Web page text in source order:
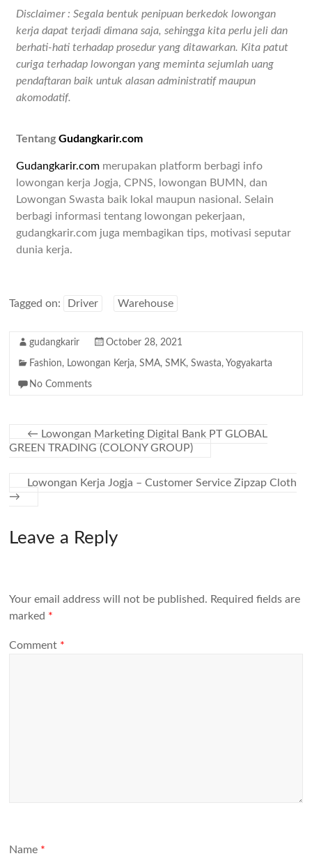
Disclaimer : Segala bentuk penipuan berkedok lowongan
kerja dapat terjadi dimana saja, sehingga kita perlu jeli dan
berhati-hati terhadap prosedur yang ditawarkan. Kita patut
curiga terhadap lowongan yang meminta sejumlah uang
pendaftaran baik untuk alasan administratif maupun
akomodatif.
TentangGudangkarir.com
Gudangkarir.com merupakan platform berbagi info
lowongan kerja Jogja, CPNS, lowongan BUMN, dan
Lowongan Swasta baik lokal maupun nasional. Selain
berbagi informasi tentang lowongan pekerjaan,
gudangkarir.com juga membagikan tips, motivasi seputar
dunia kerja.
Tagged on: Driver Warehouse
gudangkarir October 28, 2021
Fashion, Lowongan Kerja,SMA,SMK,Swasta, Yogyakarta
No Comments
← Lowongan Marketing Digital Bank PT GLOBAL
GREEN TRADING (COLONY GROUP)
Lowongan Kerja Jogja – Customer Service Zipzap Cloth
→
Leave a Reply
Your email address will not be published. Required fields are
marked *
Comment *
Name *